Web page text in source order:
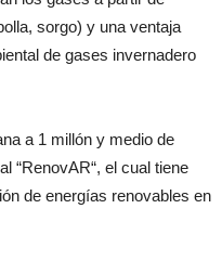
sorgo) y una ventaja
de gases invernadero
a 1 millón y medio de
“RenovAR“, el cual tiene
de energías renovables en